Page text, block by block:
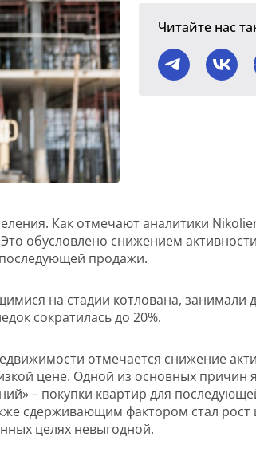
Читайте нас
Как отмечают аналитики
обусловлено снижением
продажи.
на стадии котлована,
сократилась до 20%.
отмечается снижение
цене. Одной из основных причин
– покупки квартир для
сдерживающим фактором стал рост
целях невыгодной.